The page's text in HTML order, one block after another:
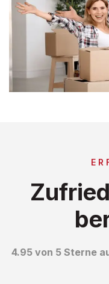
4.95 von 5 Sterne